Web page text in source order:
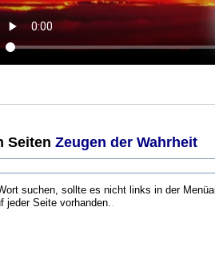
Seiten Zeugen der Wahrheit
suchen, sollte es nicht links in der
jeder Seite vorhanden..